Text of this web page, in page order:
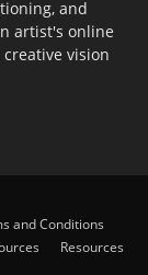
and
artist's online
vision
and Conditions
Resources